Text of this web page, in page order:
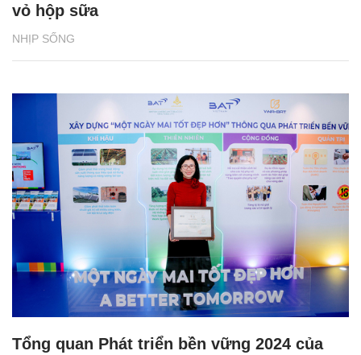
NHỊP SỐNG
vỏ hộp sữa
Tổng quan Phát triển bền vững 2024 của